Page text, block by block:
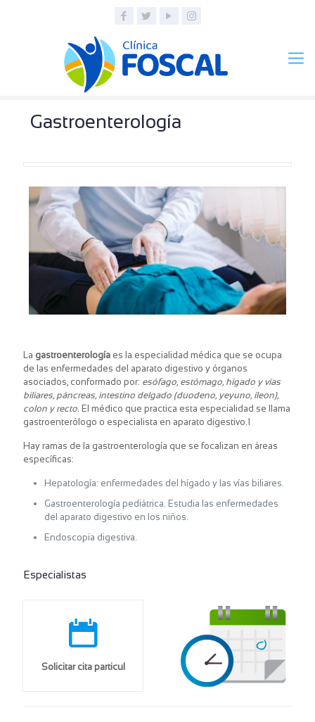
Gastroenterología
La gastroenterología es la especialidad médica que se ocupa
de las enfermedades del aparato digestivo y órganos
asociados, conformado por: esófago, estómago, hígado y vías
biliares, páncreas, intestino delgado (duodeno, yeyuno, íleon),
colon y recto. El médico que practica esta especialidad se llama
gastroenterólogo o especialista en aparato digestivo.1
Hay ramas de la gastroenterología que se focalizan en áreas
específicas:
Hepatología: enfermedades del hígado y las vías biliares.
Gastroenterología pediátrica. Estudia las enfermedades
del aparato digestivo en los niños.
Endoscopia digestiva.
Especialistas
Solicitar cita particul